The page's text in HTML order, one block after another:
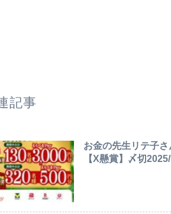
記事
お金の先生リテ子
【X懸賞】〆切